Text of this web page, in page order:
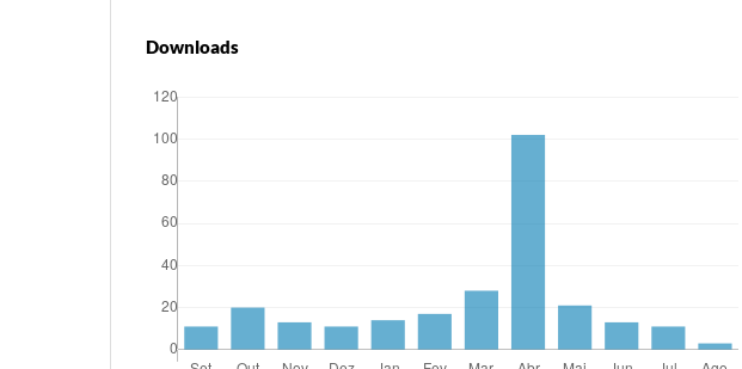
Downloads